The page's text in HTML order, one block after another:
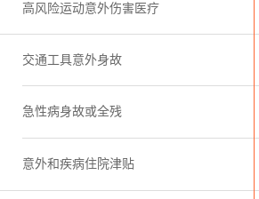
高风险运动意外伤害医疗
交通工具意外身故
急性病身故或全残
意外和疾病住院津贴